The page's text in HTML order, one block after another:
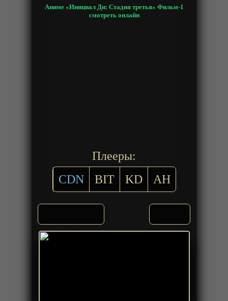
Аниме «Инициал Ди: Стадия третья» Фильм-1
смотреть онлайн
Плееры:
CDN
BIT KD AH